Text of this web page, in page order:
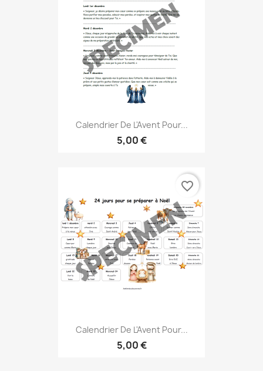
Calendrier De L'Avent Pour...
5,00 €
Calendrier De L'Avent Pour...
5,00 €
favorite_border